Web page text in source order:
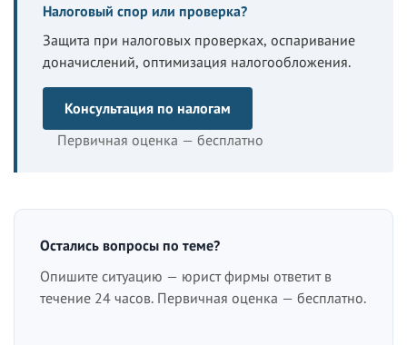
Налоговый спор или проверка?
Защита при налоговых проверках, оспаривание
доначислений, оптимизация налогообложения.
Консультация по налогам
Первичная оценка — бесплатно
Остались вопросы по теме?
Опишите ситуацию — юрист фирмы ответит в
течение 24 часов. Первичная оценка — бесплатно.